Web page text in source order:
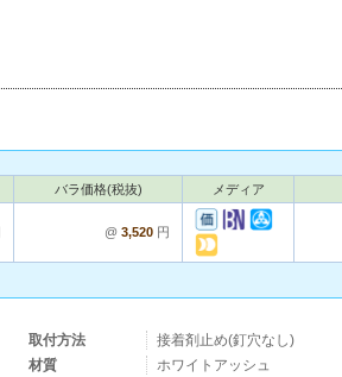
バラ価格(税抜) メディア
@ 3,520 円
取付方法
接着剤止め(釘穴なし)
材質
ホワイトアッシュ